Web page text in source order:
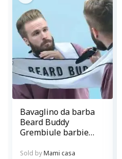
Bavaglino da barba
Beard Buddy
Grembiule barbiere
curare la barba
Sold byMami casa